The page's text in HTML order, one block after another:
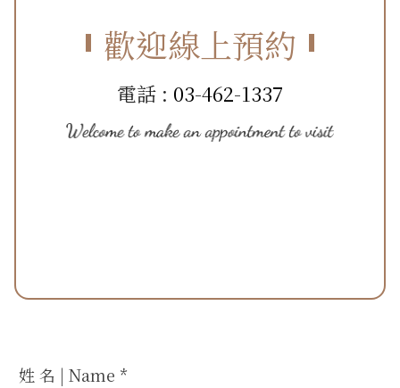
歡迎線上預約
電話 : 03-462-1337
姓 名 | Name *